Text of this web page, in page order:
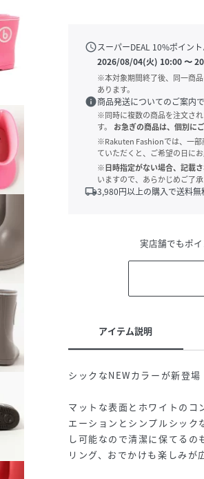
scheduleスーパーDEAL 10%ポイン
2026/08/04(火) 10:00〜
※本対象期間終了後、同一商
あります。
info商品発送についてのご案内で
※同時に複数の商品を注文さ
す。
お急ぎの商品は、個別に
※Rakuten Fashionでは、一部
ていただくと、ご希望の日に
※日時指定がない場合、記載
いますので、あらかじめご了承
local_shipping3,980円以上の購入で送料無
実店舗でもポ
アイテム説明
シックなNEWカラーが新登場
マットな表面とホワイトのコ
エーションとシンプルシック
し可能なので清潔に保てる
リング、おでかけも楽しみが